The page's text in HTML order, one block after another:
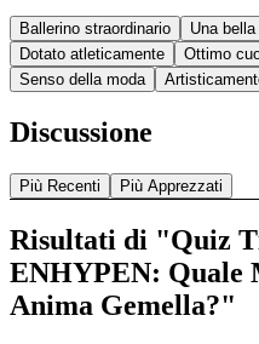
Ballerino straordinario
Una
Dotato atleticamente
Ottimo
Senso della moda
Discussione
Più Recenti Più Apprezzati
Risultati di "Quiz
ENHYPEN: Quale
Anima Gemella?"